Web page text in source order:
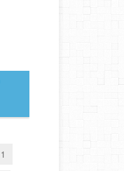
1